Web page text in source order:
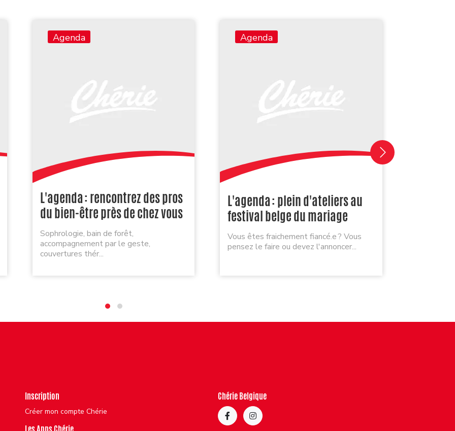
Agenda
L'agenda : rencontrez des pros
du bien-être près de chez vous
Sophrologie, bain de forêt,
accompagnement par le geste,
couvertures thér...
Agenda
L'agenda : plein d'ateliers au
festival belge du mariage
Vous êtes fraichement fiancé.e ? Vous
pensez le faire ou devez l'annoncer...
Inscription
Créer mon compte Chérie
Chérie Belgique